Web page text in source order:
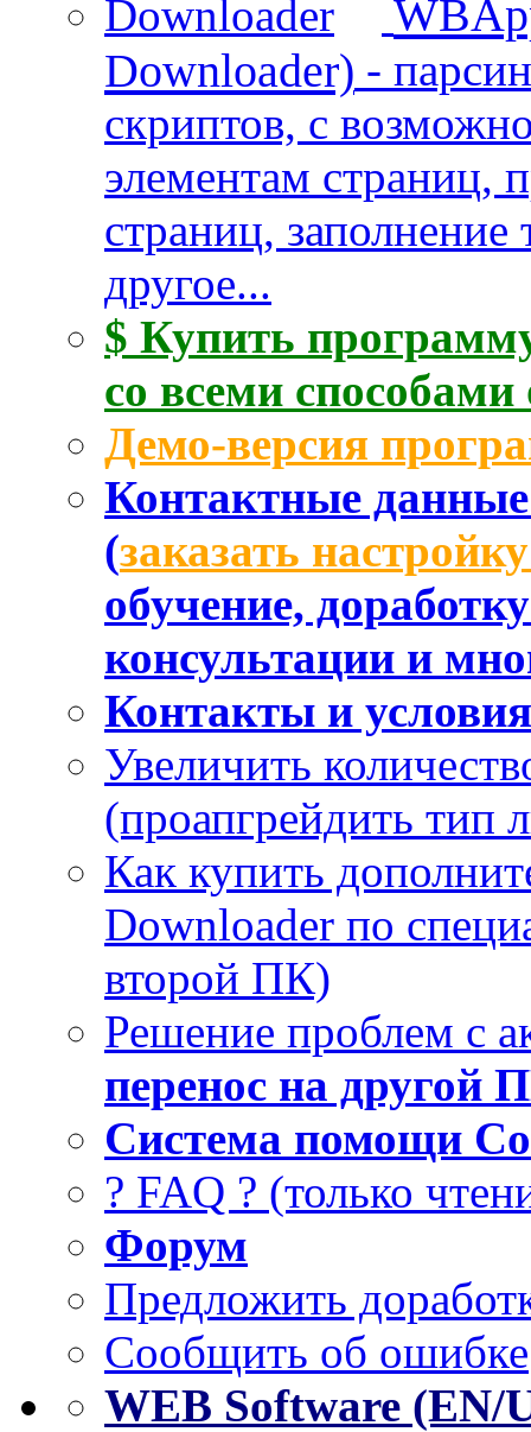
Downloader) -
скриптов, с
элементам страниц,
страниц,
другое...
$ Купить
со всеми
Демо-версия
Контактные данные
(заказать
обучение,
консультации и
Контакты и
Увеличить
(проапгрейдить тип
Как купить
Downloader по
второй ПК)
Решение проблем с
перенос на другой
Система помощи
? FAQ ? (только
Форум
Предложить
Сообщить об ошибке
WEB Software (EN/